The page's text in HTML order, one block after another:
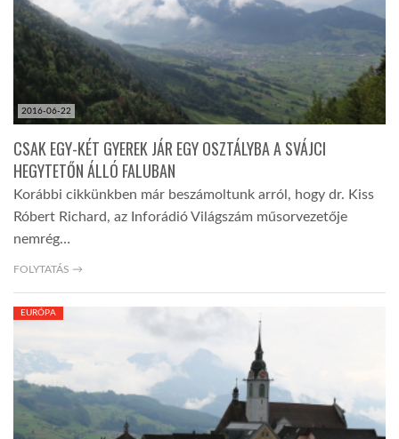
2016-06-22
CSAK EGY-KÉT GYEREK JÁR EGY OSZTÁLYBA A SVÁJCI
HEGYTETŐN ÁLLÓ FALUBAN
Korábbi cikkünkben már beszámoltunk arról, hogy dr. Kiss
Róbert Richard, az Inforádió Világszám műsorvezetője
nemrég…
FOLYTATÁS →
EURÓPA